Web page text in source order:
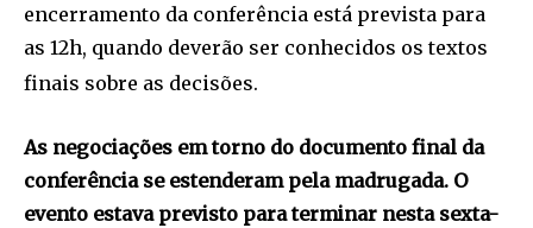
encerramento da conferência está prevista para
as 12h, quando deverão ser conhecidos os textos
finais sobre as decisões.
As negociações em torno do documento final da
conferência se estenderam pela madrugada. O
evento estava previsto para terminar nesta sexta-